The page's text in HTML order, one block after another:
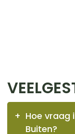
Hoe vraag
Buiten?